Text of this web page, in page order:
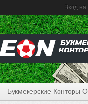
Вход на
Букмекерские Конторы